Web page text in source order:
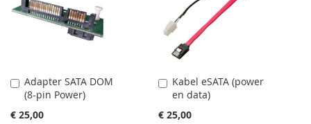
AAN
VERLANGLIJST
TE
VERGELIJKEN
AAN
VERLANGLIJST
VERGELIJKEN
Adapter SATA DOM
(8-pin Power)
€ 25,00
In
Winkelwagen
Kabel eSATA (power
en data)
€ 25,00
In
Winkelwagen